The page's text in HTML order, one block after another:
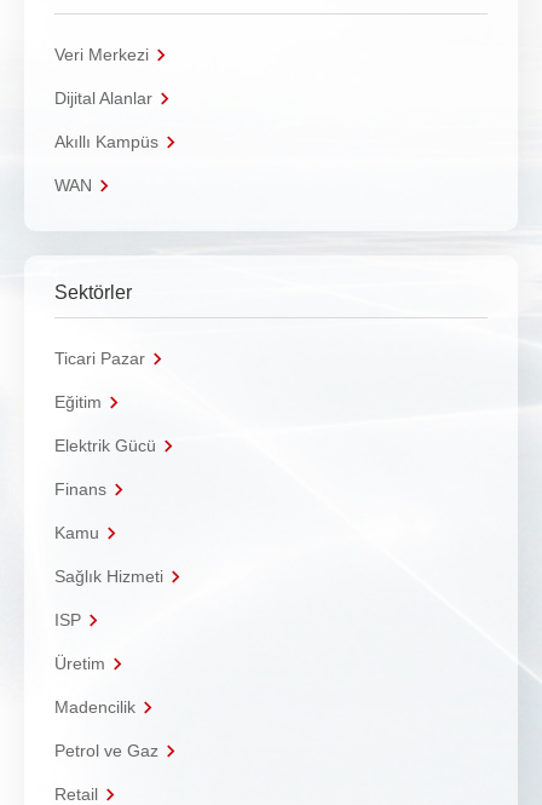
Veri Merkezi
Dijital Alanlar
Akıllı Kampüs
WAN
Sektörler
Ticari Pazar
Eğitim
Elektrik Gücü
Finans
Kamu
Sağlık Hizmeti
ISP
Üretim
Madencilik
Petrol ve Gaz
Retail